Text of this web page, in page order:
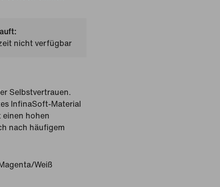
nicht verfügbar
Selbstvertrauen.
InfinaSoft-Material
einen hohen
nach häufigem
Weiß